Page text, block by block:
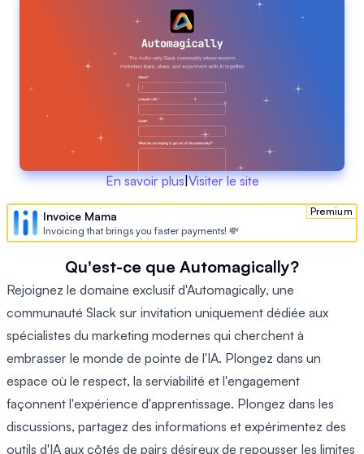
En savoir plus|Visiter le site
Premium
Invoice Mama
Invoicing that brings you faster payments! 💸
Qu'est-ce que Automagically?
Rejoignez le domaine exclusif d'Automagically, une
communauté Slack sur invitation uniquement dédiée aux
spécialistes du marketing modernes qui cherchent à
embrasser le monde de pointe de l'IA. Plongez dans un
espace où le respect, la serviabilité et l'engagement
façonnent l'expérience d'apprentissage. Plongez dans les
discussions, partagez des informations et expérimentez des
outils d'IA aux côtés de pairs désireux de repousser les limites